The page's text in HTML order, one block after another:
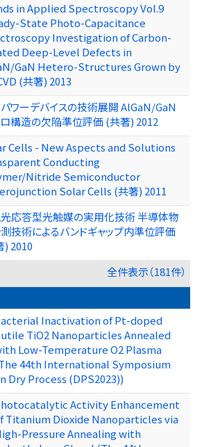
in Applied Spectroscopy Vol.9
State Photo-Capacitance
Investigation of Carbon-
Deep-Level Defects in
GaN Hetero-Structures Grown by
(共著) 2013
ワーデバイスの技術展開 AlGaN/GaN
構造の欠陥準位評価 (共著) 2012
Cells - New Aspects and Solutions
Conducting
Nitride Semiconductor
Solar Cells (共著) 2011
応答型光触媒の実用化技術 半導体物
技術によるバンドギャップ内準位評価
) 2010
全件表示（181件）
Inactivation of Pt-doped
TiO2 Nanoparticles Annealed
Low-Temperature O2 Plasma
44th International Symposium
Dry Process (DPS2023))
Activity Enhancement
Titanium Dioxide Nanoparticles via
Pressure Annealing with